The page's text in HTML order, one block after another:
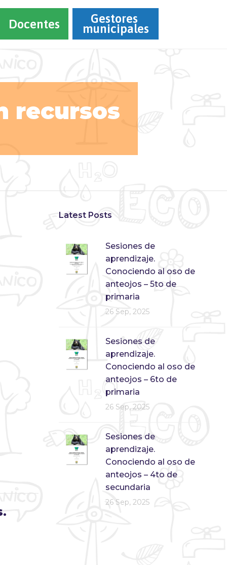
Docentes Gestores
municipales
recursos
Latest Posts
Sesiones de
aprendizaje.
Conociendo al oso de
anteojos – 5to de
primaria
26 Sep, 2025
Sesiones de
aprendizaje.
Conociendo al oso de
anteojos – 6to de
primaria
26 Sep, 2025
Sesiones de
aprendizaje.
Conociendo al oso de
anteojos – 4to de
secundaria
26 Sep, 2025